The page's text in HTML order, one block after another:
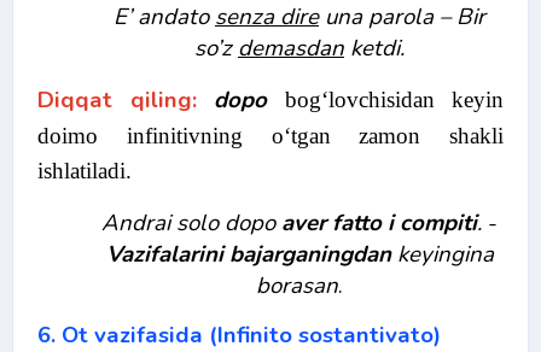
E’ andatosenza direuna parola – Bir
so’zdemasdan ketdi.
Diqqat qiling: dopobog‘lovchisidan keyin
doimo infinitivning o‘tgan zamon shakli
ishlatiladi.
Andrai solo dopoaver fatto i compiti. -
Vazifalarini bajarganingdankeyingina
borasan.
6. Ot vazifasida (Infinito sostantivato)